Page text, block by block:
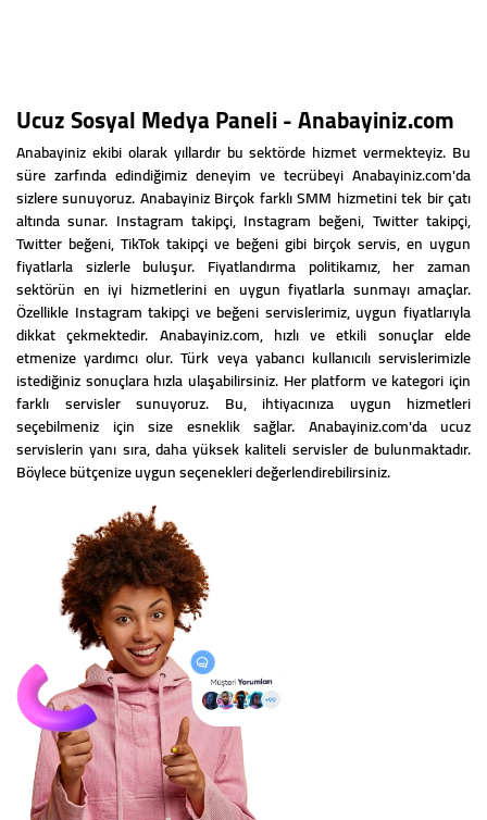
Ucuz Sosyal Medya Paneli - Anabayiniz.com
Anabayiniz ekibi olarak yıllardır bu sektörde hizmet vermekteyiz. Bu
süre zarfında edindiğimiz deneyim ve tecrübeyi Anabayiniz.com'da
sizlere sunuyoruz. Anabayiniz Birçok farklı SMM hizmetini tek bir çatı
altında sunar. Instagram takipçi, Instagram beğeni, Twitter takipçi,
Twitter beğeni, TikTok takipçi ve beğeni gibi birçok servis, en uygun
fiyatlarla sizlerle buluşur. Fiyatlandırma politikamız, her zaman
sektörün en iyi hizmetlerini en uygun fiyatlarla sunmayı amaçlar.
Özellikle Instagram takipçi ve beğeni servislerimiz, uygun fiyatlarıyla
dikkat çekmektedir. Anabayiniz.com, hızlı ve etkili sonuçlar elde
etmenize yardımcı olur. Türk veya yabancı kullanıcılı servislerimizle
istediğiniz sonuçlara hızla ulaşabilirsiniz. Her platform ve kategori için
farklı servisler sunuyoruz. Bu, ihtiyacınıza uygun hizmetleri
seçebilmeniz için size esneklik sağlar. Anabayiniz.com'da ucuz
servislerin yanı sıra, daha yüksek kaliteli servisler de bulunmaktadır.
Böylece bütçenize uygun seçenekleri değerlendirebilirsiniz.